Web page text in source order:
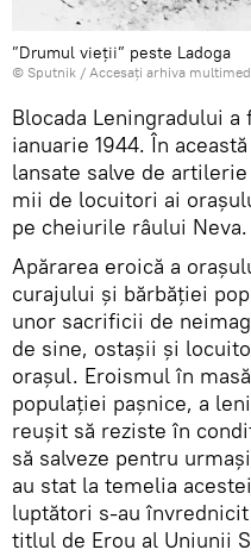
”Drumul vieții” peste Ladoga
© Sputnik / Accesați arhiva
Blocada Leningradului
ianuarie 1944. În
lansate salve de
mii de locuitori ai
pe cheiurile râului Neva.
Apărarea eroică a
curajului și bărbăției
unor sacrificii de
de sine, ostașii și
orașul. Eroismul în
populației pașnice, a
reușit să reziste în
să salveze pentru
au stat la temelia
luptători s-au
titlul de Erou al Uniunii